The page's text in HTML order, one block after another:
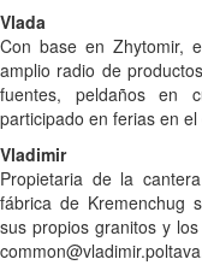
Vlada
Con base en Zhytomir,
amplio radio de
fuentes, peldaños en
participado en ferias en
Vladimir
Propietaria de la
fábrica de Kremenchug
sus propios granitos y